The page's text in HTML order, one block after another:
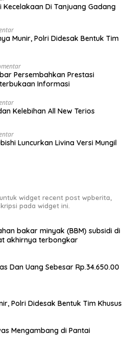
Kecelakaan Di Tanjuang Gadang
Munir, Polri Didesak Bentuk Tim
Persembahkan Prestasi
Informasi
Kelebihan All New Terios
Luncurkan Livina Versi Mungil
widget recent post wpberita,
pada widget ini.
bakar minyak (BBM) subsidi di
akhirnya terbongkar
Dan Uang Sebesar Rp.34.650.00
Polri Didesak Bentuk Tim Khusus
Mengambang di Pantai